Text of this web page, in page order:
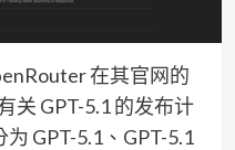
在其官网的
关 GPT-5.1 的发布计
GPT-5.1、GPT-5.1